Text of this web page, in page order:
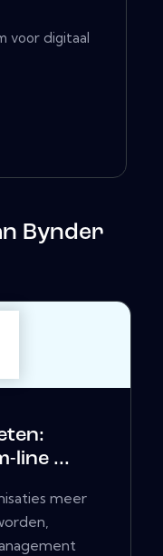
voor digitaal
Bynder
line ...
meer